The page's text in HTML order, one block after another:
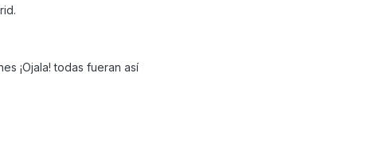
¡Ojala! todas fueran así